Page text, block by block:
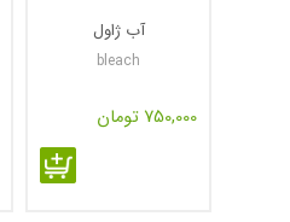
آب ژاول
bleach
750,000 تومان